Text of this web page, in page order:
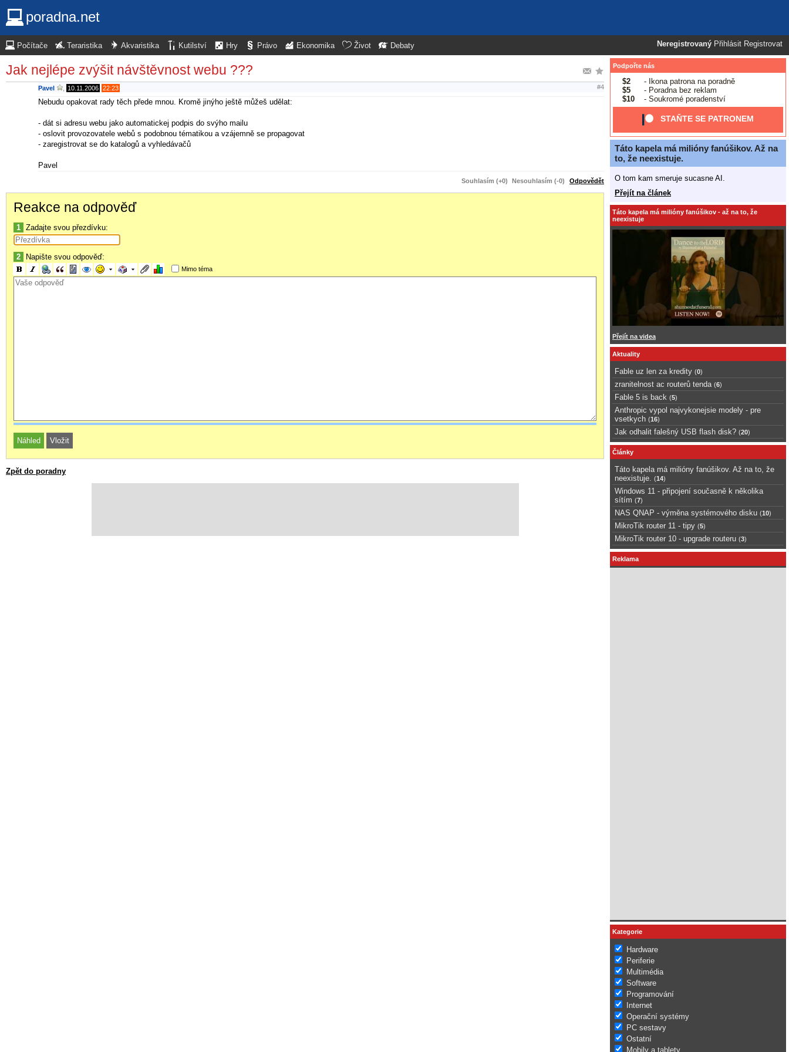
poradna.net
Neregistrovaný Přihlásit Registrovat
Počítače Teraristika Akvaristika Kutilství Hry Právo Ekonomika Život Debaty
Jak nejlépe zvýšit návštěvnost webu ???
Pavel 10.11.2006 22:23 #4
Nebudu opakovat rady těch přede mnou. Kromě jinýho ještě můžeš udělat:
- dát si adresu webu jako automatickej podpis do svýho mailu
- oslovit provozovatele webů s podobnou tématikou a vzájemně se propagovat
- zaregistrovat se do katalogů a vyhledávačů
Pavel
Souhlasím (+0) Nesouhlasím (-0) Odpovědět
Reakce na odpověď
1 Zadajte svou přezdívku:
2 Napište svou odpověď:
Mimo téma
Zpět do poradny
Podpořte nás
$2
- Ikona patrona na poradně
$5
- Poradna bez reklam
$10
- Soukromé poradenství
STAŇTE SE PATRONEM
Táto kapela má milióny fanúšikov. Až na
to, že neexistuje.
O tom kam smeruje sucasne AI.
Přejít na článek
Táto kapela má milióny fanúšikov - až na to, že
neexistuje
Přejít na videa
Aktuality
Fable uz len za kredity (0)
zranitelnost ac routerů tenda (6)
Fable 5 is back (5)
Anthropic vypol najvykonejsie modely - pre
vsetkych (16)
Jak odhalit falešný USB flash disk? (20)
Články
Táto kapela má milióny fanúšikov. Až na to, že
neexistuje.
(14)
Windows 11 - připojení současně k několika
sítím (7)
NAS QNAP - výměna systémového disku (10)
MikroTik router 11 - tipy (5)
MikroTik router 10 - upgrade routeru (3)
Reklama
Kategorie
Hardware
Periferie
Multimédia
Software
Programování
Internet
Operační systémy
PC sestavy
Ostatní
Mobily a tablety